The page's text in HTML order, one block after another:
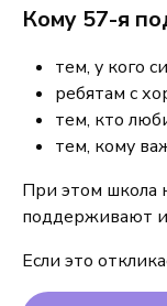
Кому 57-я
тем, у кого
ребятам с
тем, кто
тем, кому
При этом школа
поддерживают
Если это